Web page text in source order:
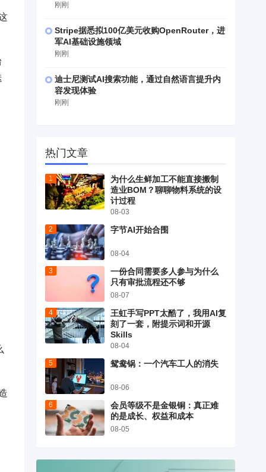
刚刚
Stripe据悉拟100亿美元收购OpenRouter，进
军AI基础设施领域
刚刚
迪士尼测试AI搜索功能，通过自然语言提升内
容发现体验
刚刚
热门文章
为什么生鲜加工不能直接搬制
造业BOM？聊聊物料系统的设
计过程
08-03
字节AI开始合围
08-04
一份合同需要多人参与为什么
只有审批流程还不够
08-07
王虹手写PPT太酷了，我用AI复
刻了一套，附提示词和开源
Skills
08-04
鸳鸯锅：一个汽车工人的消失
08-06
会员等级不是金银铜：真正难
的是成长、权益和成本
08-05